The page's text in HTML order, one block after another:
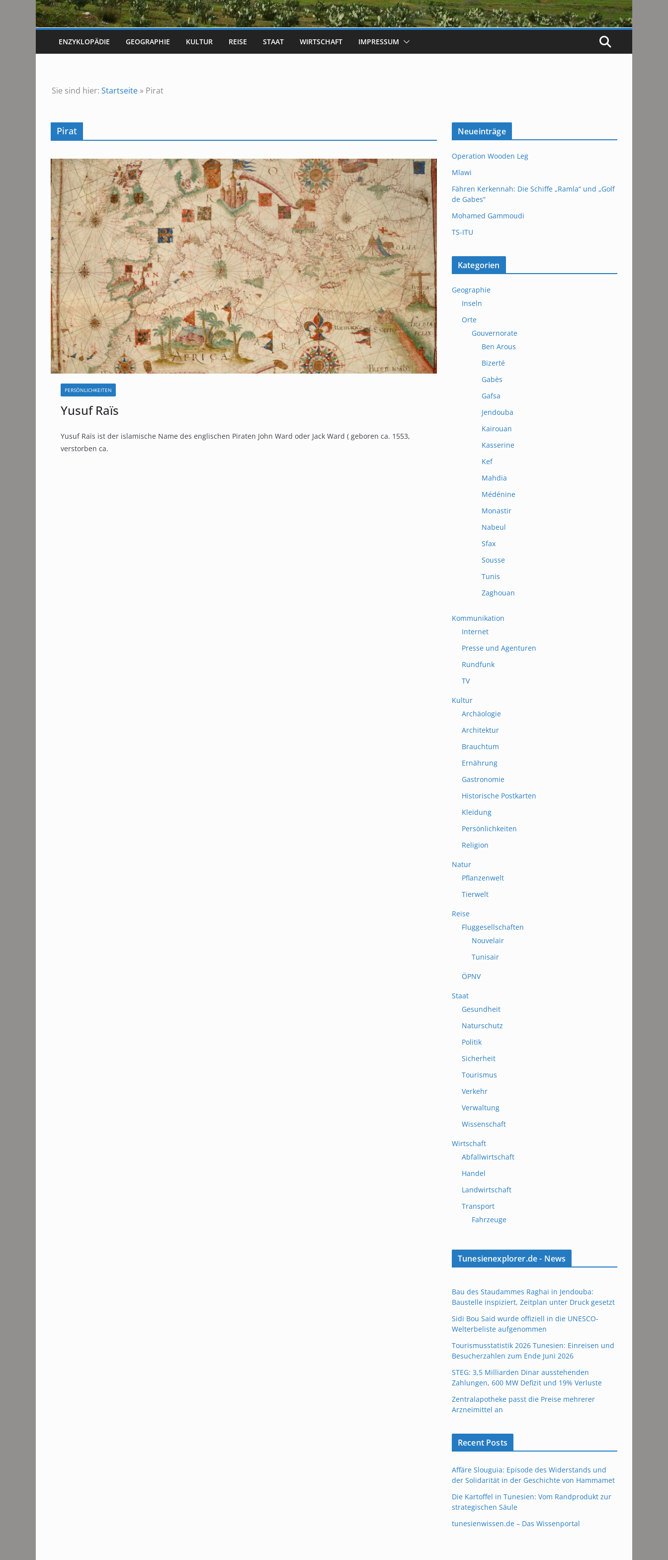
ENZYKLOPÄDIE GEOGRAPHIE KULTUR REISE STAAT WIRTSCHAFT IMPRESSUM
Sie sind hier: Startseite » Pirat
Pirat
PERSÖNLICHKEITEN
Yusuf Raïs
Yusuf Raïs ist der islamische Name des englischen Piraten John Ward oder Jack Ward ( geboren ca. 1553,
verstorben ca.
Neueinträge
Operation Wooden Leg
Mlawi
Fähren Kerkennah: Die Schiffe „Ramla“ und „Golf
de Gabes“
Mohamed Gammoudi
TS-ITU
Kategorien
Geographie
Inseln
Orte
Gouvernorate
Ben Arous
Bizerté
Gabès
Gafsa
Jendouba
Kairouan
Kasserine
Kef
Mahdia
Médénine
Monastir
Nabeul
Sfax
Sousse
Tunis
Zaghouan
Kommunikation
Internet
Presse und Agenturen
Rundfunk
TV
Kultur
Archäologie
Architektur
Brauchtum
Ernährung
Gastronomie
Historische Postkarten
Kleidung
Persönlichkeiten
Religion
Natur
Pflanzenwelt
Tierwelt
Reise
Fluggesellschaften
Nouvelair
Tunisair
ÖPNV
Staat
Gesundheit
Naturschutz
Politik
Sicherheit
Tourismus
Verkehr
Verwaltung
Wissenschaft
Wirtschaft
Abfallwirtschaft
Handel
Landwirtschaft
Transport
Fahrzeuge
Tunesienexplorer.de - News
Bau des Staudammes Raghai in Jendouba:
Baustelle inspiziert, Zeitplan unter Druck gesetzt
Sidi Bou Said wurde offiziell in die UNESCO-
Welterbeliste aufgenommen
Tourismusstatistik 2026 Tunesien: Einreisen und
Besucherzahlen zum Ende Juni 2026
STEG: 3,5 Milliarden Dinar ausstehenden
Zahlungen, 600 MW Defizit und 19% Verluste
Zentralapotheke passt die Preise mehrerer
Arzneimittel an
Recent Posts
Affäre Slouguia: Episode des Widerstands und
der Solidarität in der Geschichte von Hammamet
Die Kartoffel in Tunesien: Vom Randprodukt zur
strategischen Säule
tunesienwissen.de – Das Wissenportal